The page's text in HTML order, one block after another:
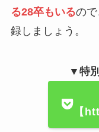
る28卒もいるの
録しましょう。
▼特
【